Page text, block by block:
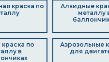
краска по
Алкидные
металлу
краска по
в
Аэрозольные
для